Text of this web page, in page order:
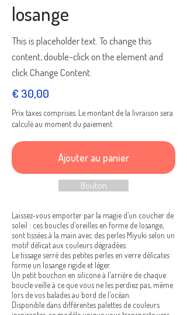
losange
This is placeholder text. To change this
content, double-click on the element and
click Change Content.
€ 30,00
Prix taxes comprises. Le montant de la livraison sera
calculé au moment du paiement.
Ajouter au panier
Bouton
Laissez-vous emporter par la magie d’un coucher de
soleil : ces boucles d’oreilles en forme de losange,
sont tissées à la main avec des perles Miyuki selon un
motif délicat aux couleurs dégradées.
Le tissage serré des petites perles en verre délicates
forme un losange rigide et léger.
Un petit bouchon en silicone à l'arrière de chaque
boucle veille à ce que vous ne les perdiez pas, même
lors de vos balades au bord de l’océan.
Disponible dans différentes palettes de couleurs